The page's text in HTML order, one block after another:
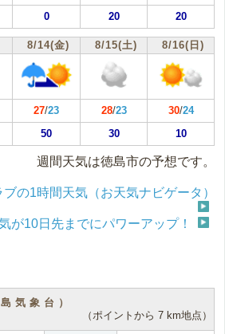
0 20 20
8/14(金) 8/15(土) 8/16(日)
27/23 28/23 30/24
50 30 10
週間天気は徳島市の予想です。
の1時間天気（お天気ナビゲータ）
が10日先までにパワーアップ！
気象台）
（ポイントから 7 km地点）